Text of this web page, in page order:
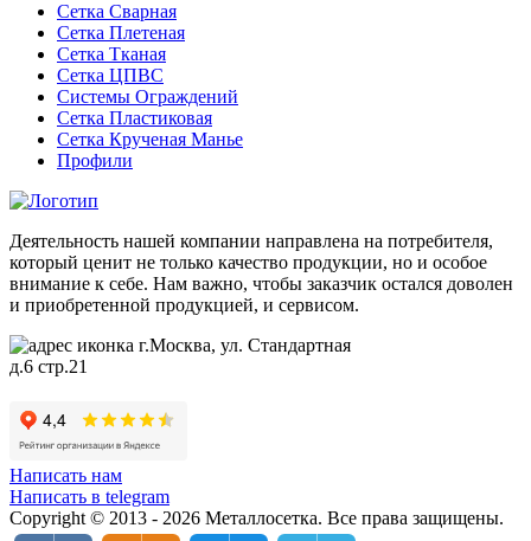
Сетка Сварная
Сетка Плетеная
Сетка Тканая
Сетка ЦПВС
Системы Ограждений
Сетка Пластиковая
Сетка Крученая Манье
Профили
Деятельность нашей компании направлена на потребителя,
который ценит не только качество продукции, но и особое
внимание к себе. Нам важно, чтобы заказчик остался доволен
и приобретенной продукцией, и сервисом.
г.Москва, ул. Стандартная
д.6 стр.21
Написать нам
Написать в telegram
Copyright © 2013 - 2026 Металлосетка. Все права защищены.